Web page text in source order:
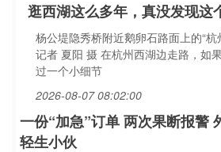
逛西湖这么多年，真没发现这
杨公堤隐秀桥附近鹅卵石路面上的“杭
记者 夏阳 摄 在杭州西湖边走路，如
过一个小细节
2026-08-07 08:02:00
一份“加急”订单 两次果断报警
轻生小伙